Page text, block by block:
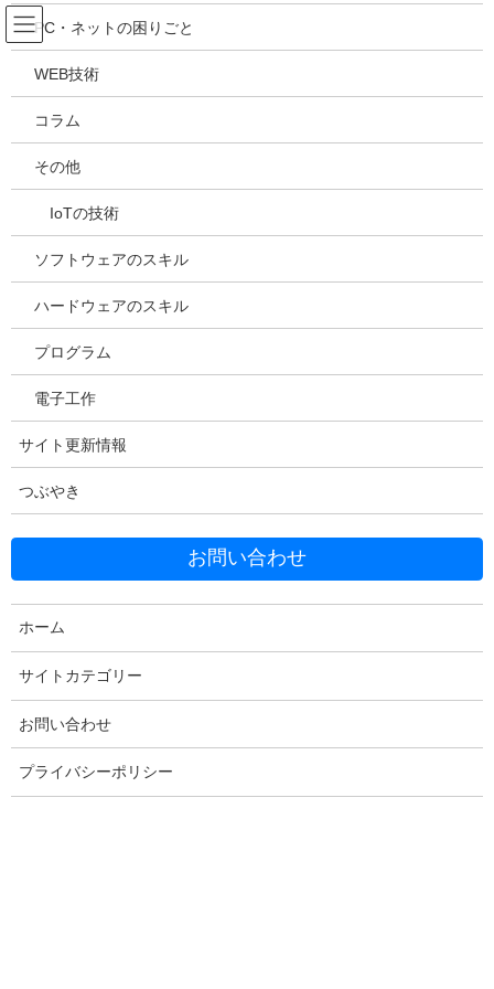
コ
ン
テ
ツ
ス
ッ
ナ
ビ
ゲ
シ
ン
移
吉川万能ＩＴ研究所
メディア
HOME
2021年5月13日
20210513160540
Hatena LINE
Copy
コメントを残す
PC・ネットの困りごと
WEB技術
コラム
その他
IoTの技術
ソフトウェアのスキル
ハードウェアのスキル
プログラム
電子工作
サイト更新情報
つぶやき
お問い合わせ
ホーム
サイトカテゴリー
お問い合わせ
プライバシーポリシー